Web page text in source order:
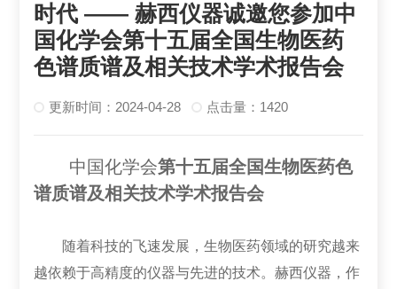
时代 —— 赫西仪器诚邀您参加中
国化学会第十五届全国生物医药
色谱质谱及相关技术学术报告会
更新时间：2024-04-28 点击量：1420
中国化学会第十五届全国生物医药色
谱质谱及相关技术学术报告会
随着科技的飞速发展，生物医药领域的研究越来
越依赖于高精度的仪器与先进的技术。赫西仪器，作